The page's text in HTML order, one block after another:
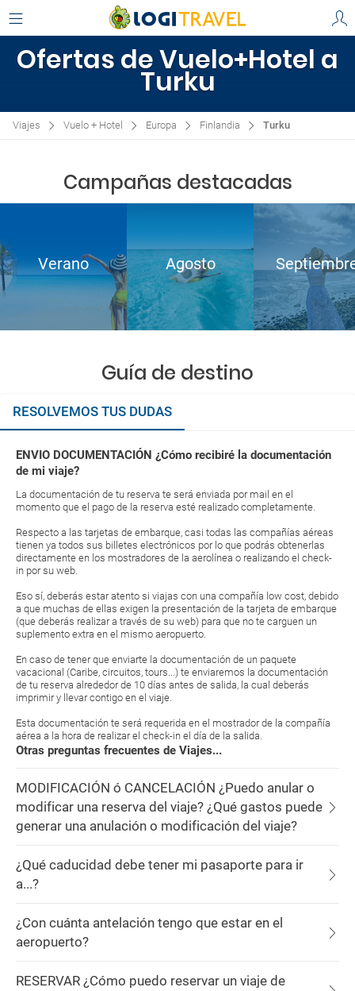
Ofertas de Vuelo+Hotel a
Turku
Viajes Vuelo + Hotel Europa Finlandia Turku
Campañas destacadas
Verano Agosto
Guía de destino
RESOLVEMOS TUS DUDAS
ENVIO DOCUMENTACIÓN ¿Cómo recibiré la documentación
de mi viaje?
La documentación de tu reserva te será enviada por mail en el
momento que el pago de la reserva esté realizado completamente.
Respecto a las tarjetas de embarque, casi todas las compañías aéreas
tienen ya todos sus billetes electrónicos por lo que podrás obtenerlas
directamente en los mostradores de la aerolínea o realizando el check-
in por su web.
Eso sí, deberás estar atento si viajas con una compañía low cost, debido
a que muchas de ellas exigen la presentación de la tarjeta de embarque
(que deberás realizar a través de su web) para que no te carguen un
suplemento extra en el mismo aeropuerto.
En caso de tener que enviarte la documentación de un paquete
vacacional (Caribe, circuitos, tours...) te enviaremos la documentación
de tu reserva alrededor de 10 días antes de salida, la cual deberás
imprimir y llevar contigo en el viaje.
Esta documentación te será requerida en el mostrador de la compañía
aérea a la hora de realizar el check-in el día de la salida.
Otras preguntas frecuentes de Viajes...
MODIFICACIÓN ó CANCELACIÓN ¿Puedo anular o
modificar una reserva del viaje? ¿Qué gastos puede
generar una anulación o modificación del viaje?
¿Qué caducidad debe tener mi pasaporte para ir
a...?
¿Con cuánta antelación tengo que estar en el
aeropuerto?
RESERVAR ¿Cómo puedo reservar un viaje de